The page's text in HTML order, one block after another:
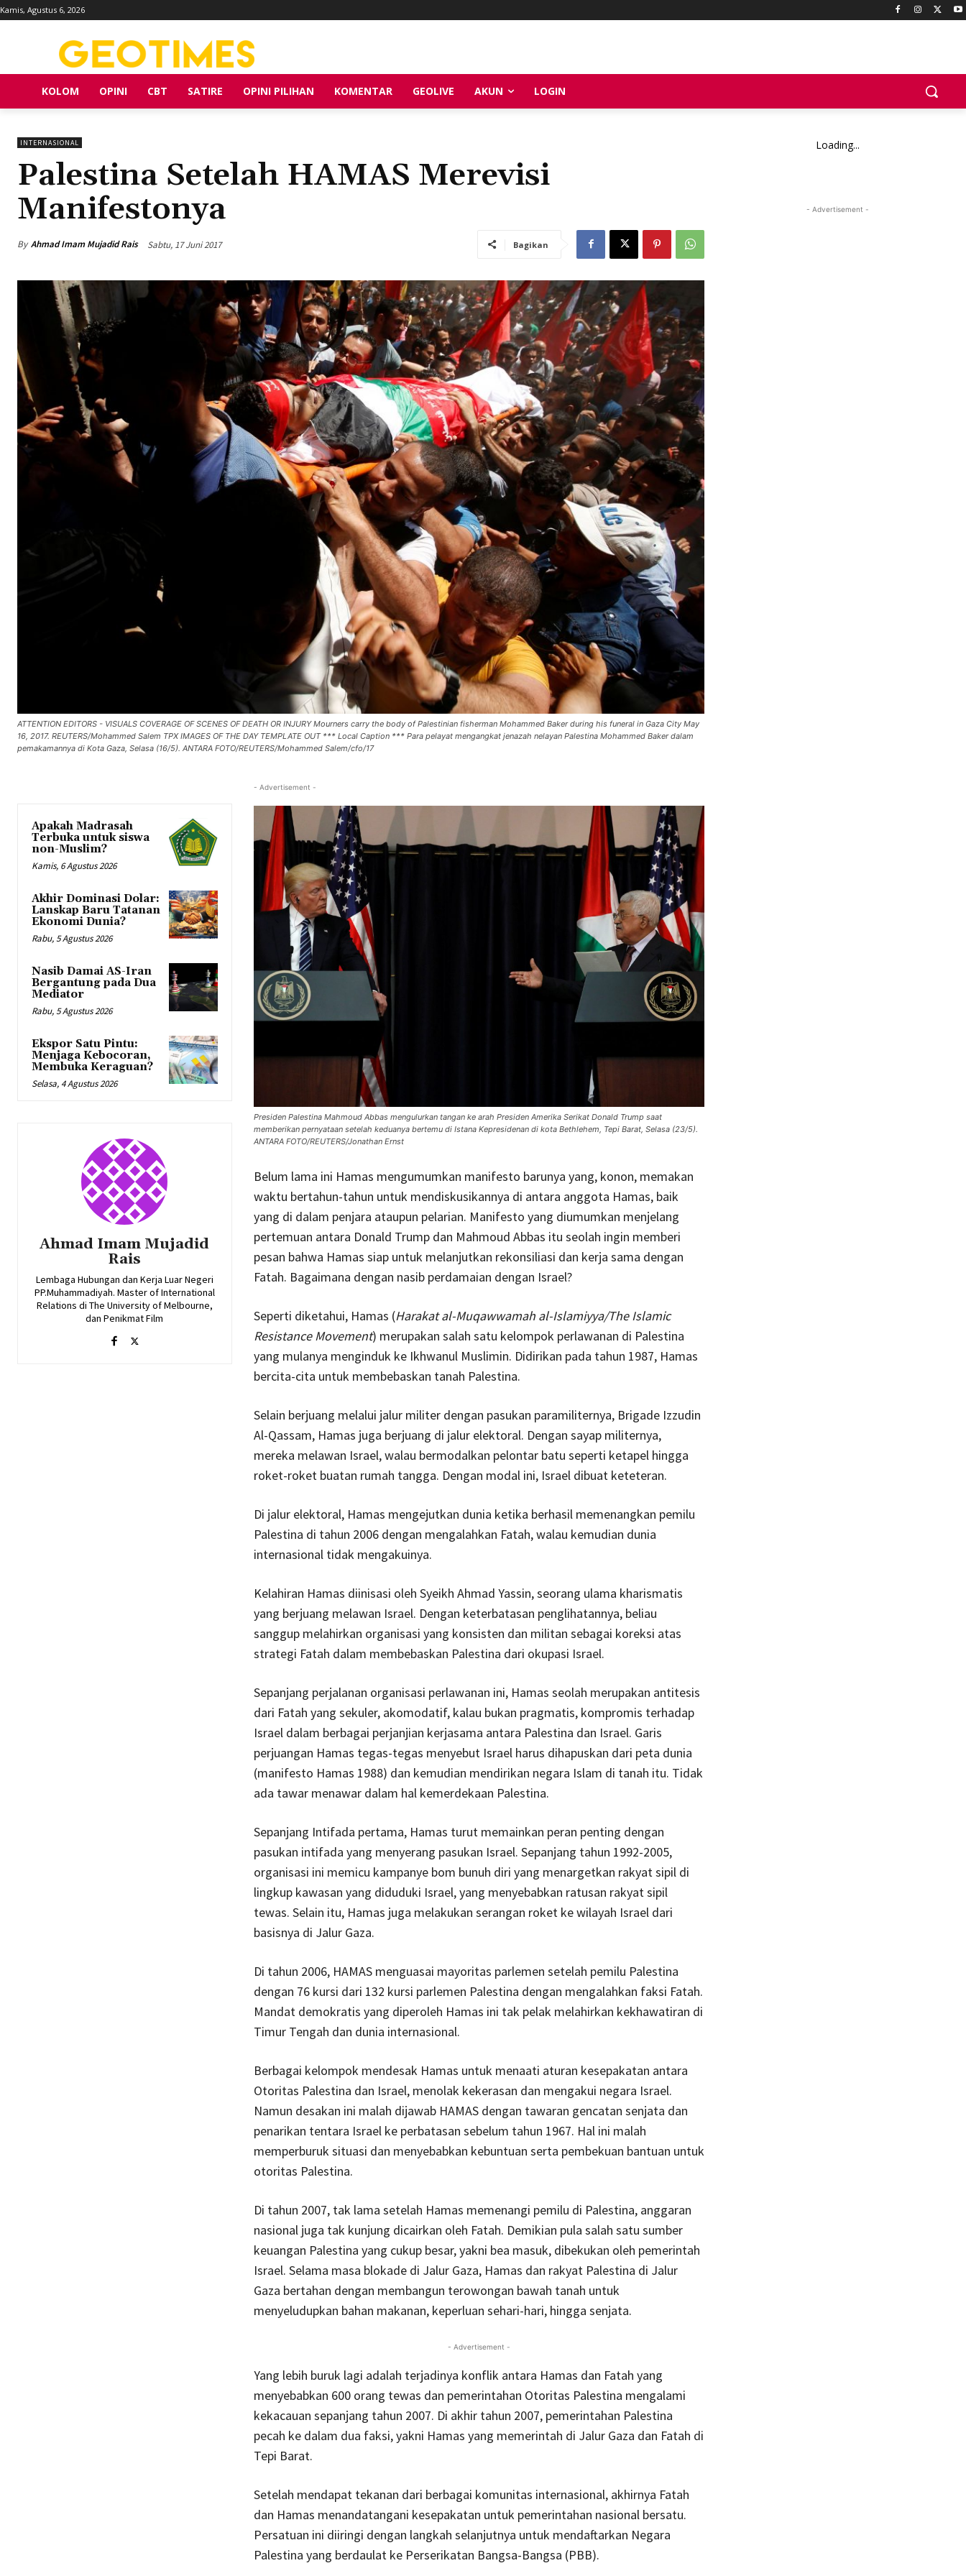
Kamis, Agustus 6, 2026
KOLOM OPINI CBT SATIRE OPINI PILIHAN KOMENTAR GEOLIVE AKUN LOGIN
INTERNASIONAL
Palestina Setelah HAMAS Merevisi
Manifestonya
By Ahmad Imam Mujadid Rais Sabtu, 17 Juni 2017 Bagikan
ATTENTION EDITORS - VISUALS COVERAGE OF SCENES OF DEATH OR INJURY Mourners carry the body of Palestinian fisherman Mohammed Baker during his funeral in Gaza City May
16, 2017. REUTERS/Mohammed Salem TPX IMAGES OF THE DAY TEMPLATE OUT *** Local Caption *** Para pelayat mengangkat jenazah nelayan Palestina Mohammed Baker dalam
pemakamannya di Kota Gaza, Selasa (16/5). ANTARA FOTO/REUTERS/Mohammed Salem/cfo/17
Apakah Madrasah
Terbuka untuk siswa
non-Muslim?
Kamis, 6 Agustus 2026
Akhir Dominasi Dolar:
Lanskap Baru Tatanan
Ekonomi Dunia?
Rabu, 5 Agustus 2026
Nasib Damai AS-Iran
Bergantung pada Dua
Mediator
Rabu, 5 Agustus 2026
Ekspor Satu Pintu:
Menjaga Kebocoran,
Membuka Keraguan?
Selasa, 4 Agustus 2026
Ahmad Imam Mujadid
Rais
Lembaga Hubungan dan Kerja Luar Negeri
PP.Muhammadiyah. Master of International
Relations di The University of Melbourne,
dan Penikmat Film
- Advertisement -
Presiden Palestina Mahmoud Abbas mengulurkan tangan ke arah Presiden Amerika Serikat Donald Trump saat
memberikan pernyataan setelah keduanya bertemu di Istana Kepresidenan di kota Bethlehem, Tepi Barat, Selasa (23/5).
ANTARA FOTO/REUTERS/Jonathan Ernst
Belum lama ini Hamas mengumumkan manifesto barunya yang, konon, memakan
waktu bertahun-tahun untuk mendiskusikannya di antara anggota Hamas, baik
yang di dalam penjara ataupun pelarian. Manifesto yang diumumkan menjelang
pertemuan antara Donald Trump dan Mahmoud Abbas itu seolah ingin memberi
pesan bahwa Hamas siap untuk melanjutkan rekonsiliasi dan kerja sama dengan
Fatah. Bagaimana dengan nasib perdamaian dengan Israel?
Seperti diketahui, Hamas (Harakat al-Muqawwamah al-Islamiyya/The Islamic
Resistance Movement) merupakan salah satu kelompok perlawanan di Palestina
yang mulanya menginduk ke Ikhwanul Muslimin. Didirikan pada tahun 1987, Hamas
bercita-cita untuk membebaskan tanah Palestina.
Selain berjuang melalui jalur militer dengan pasukan paramiliternya, Brigade Izzudin
Al-Qassam, Hamas juga berjuang di jalur elektoral. Dengan sayap militernya,
mereka melawan Israel, walau bermodalkan pelontar batu seperti ketapel hingga
roket-roket buatan rumah tangga. Dengan modal ini, Israel dibuat keteteran.
Di jalur elektoral, Hamas mengejutkan dunia ketika berhasil memenangkan pemilu
Palestina di tahun 2006 dengan mengalahkan Fatah, walau kemudian dunia
internasional tidak mengakuinya.
Kelahiran Hamas diinisasi oleh Syeikh Ahmad Yassin, seorang ulama kharismatis
yang berjuang melawan Israel. Dengan keterbatasan penglihatannya, beliau
sanggup melahirkan organisasi yang konsisten dan militan sebagai koreksi atas
strategi Fatah dalam membebaskan Palestina dari okupasi Israel.
Sepanjang perjalanan organisasi perlawanan ini, Hamas seolah merupakan antitesis
dari Fatah yang sekuler, akomodatif, kalau bukan pragmatis, kompromis terhadap
Israel dalam berbagai perjanjian kerjasama antara Palestina dan Israel. Garis
perjuangan Hamas tegas-tegas menyebut Israel harus dihapuskan dari peta dunia
(manifesto Hamas 1988) dan kemudian mendirikan negara Islam di tanah itu. Tidak
ada tawar menawar dalam hal kemerdekaan Palestina.
Sepanjang Intifada pertama, Hamas turut memainkan peran penting dengan
pasukan intifada yang menyerang pasukan Israel. Sepanjang tahun 1992-2005,
organisasi ini memicu kampanye bom bunuh diri yang menargetkan rakyat sipil di
lingkup kawasan yang diduduki Israel, yang menyebabkan ratusan rakyat sipil
tewas. Selain itu, Hamas juga melakukan serangan roket ke wilayah Israel dari
basisnya di Jalur Gaza.
Di tahun 2006, HAMAS menguasai mayoritas parlemen setelah pemilu Palestina
dengan 76 kursi dari 132 kursi parlemen Palestina dengan mengalahkan faksi Fatah.
Mandat demokratis yang diperoleh Hamas ini tak pelak melahirkan kekhawatiran di
Timur Tengah dan dunia internasional.
Berbagai kelompok mendesak Hamas untuk menaati aturan kesepakatan antara
Otoritas Palestina dan Israel, menolak kekerasan dan mengakui negara Israel.
Namun desakan ini malah dijawab HAMAS dengan tawaran gencatan senjata dan
penarikan tentara Israel ke perbatasan sebelum tahun 1967. Hal ini malah
memperburuk situasi dan menyebabkan kebuntuan serta pembekuan bantuan untuk
otoritas Palestina.
Di tahun 2007, tak lama setelah Hamas memenangi pemilu di Palestina, anggaran
nasional juga tak kunjung dicairkan oleh Fatah. Demikian pula salah satu sumber
keuangan Palestina yang cukup besar, yakni bea masuk, dibekukan oleh pemerintah
Israel. Selama masa blokade di Jalur Gaza, Hamas dan rakyat Palestina di Jalur
Gaza bertahan dengan membangun terowongan bawah tanah untuk
menyeludupkan bahan makanan, keperluan sehari-hari, hingga senjata.
- Advertisement -
Yang lebih buruk lagi adalah terjadinya konflik antara Hamas dan Fatah yang
menyebabkan 600 orang tewas dan pemerintahan Otoritas Palestina mengalami
kekacauan sepanjang tahun 2007. Di akhir tahun 2007, pemerintahan Palestina
pecah ke dalam dua faksi, yakni Hamas yang memerintah di Jalur Gaza dan Fatah di
Tepi Barat.
Setelah mendapat tekanan dari berbagai komunitas internasional, akhirnya Fatah
dan Hamas menandatangani kesepakatan untuk pemerintahan nasional bersatu.
Persatuan ini diiringi dengan langkah selanjutnya untuk mendaftarkan Negara
Palestina yang berdaulat ke Perserikatan Bangsa-Bangsa (PBB).
Loading...
- Advertisement -